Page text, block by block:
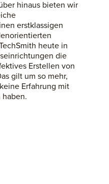
hinaus bieten wir
erstklassigen
heute in
die
Erstellen von
gilt um so mehr,
Erfahrung mit
haben.